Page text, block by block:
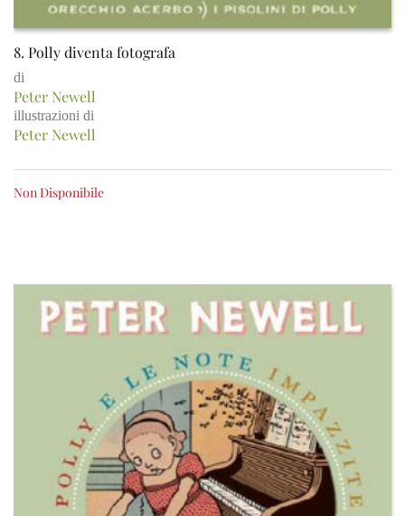
8. Polly diventa fotografa
di
Peter Newell
illustrazioni di
Peter Newell
Non Disponibile